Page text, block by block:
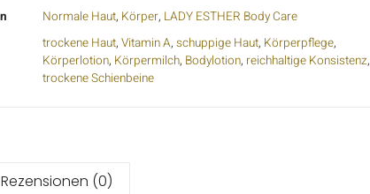
Normale Haut, Körper, LADY ESTHER Body Care
trockene Haut, Vitamin A, schuppige Haut, Körperpflege,
Körperlotion, Körpermilch, Bodylotion, reichhaltige Konsistenz,
trockene Schienbeine
Rezensionen (0)